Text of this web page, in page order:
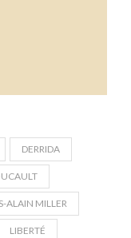
DERRIDA
ALAIN MILLER
LIBERTÉ